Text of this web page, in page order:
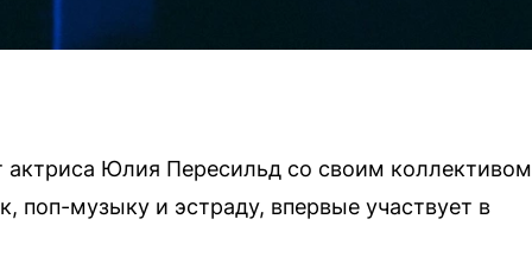
Юлия Пересильд со своим коллективом
музыку и эстраду, впервые участвует в